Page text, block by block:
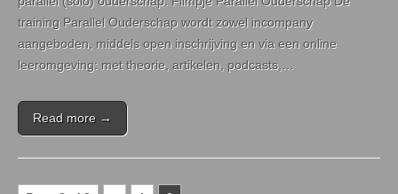
training Parallel Ouderschap wordt zowel incompany
aangeboden, middels open inschrijving en via een online
leeromgeving: met theorie, artikelen, podcasts,…
Read more →